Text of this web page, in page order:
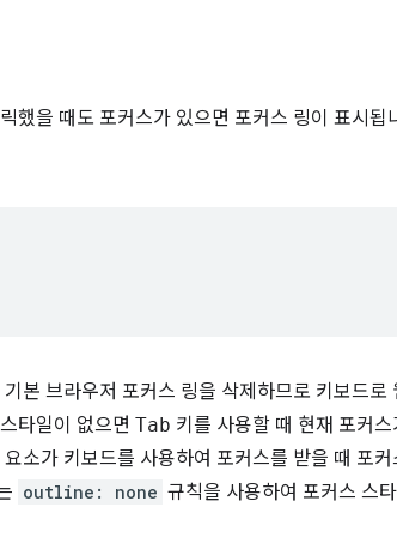
했을 때도 포커스가 있으면 포커스 링이 표시
본 브라우저 포커스 링을 삭제하므로 키보드
타일이 없으면 Tab 키를 사용할 때 현재 포커
소가 키보드를 사용하여 포커스를 받을 때 포
outline: none 규칙을 사용하여 포커스 스